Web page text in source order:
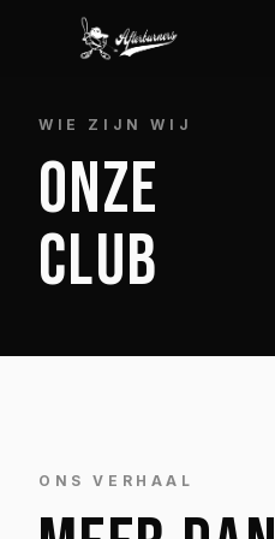
WIE ZIJN WIJ
ONZE
CLUB
ONS VERHAAL